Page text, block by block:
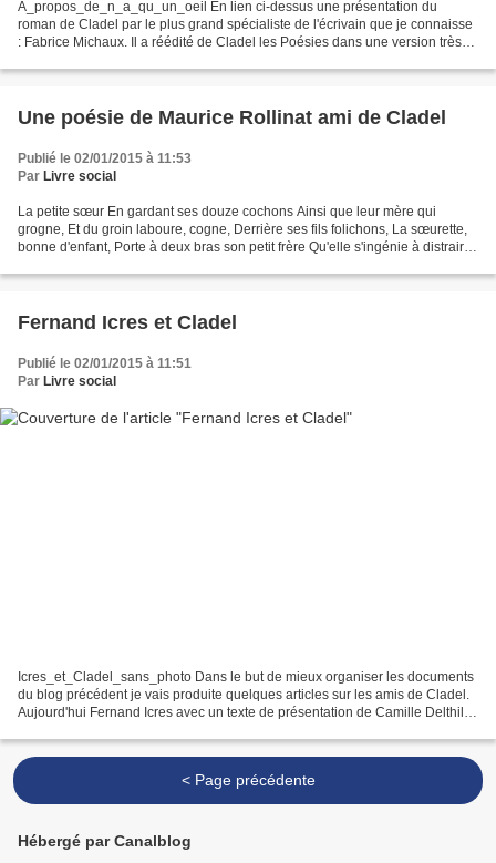
A_propos_de_n_a_qu_un_oeil En lien ci-dessus une présentation du
roman de Cladel par le plus grand spécialiste de l'écrivain que je connaisse
: Fabrice Michaux. Il a réédité de Cladel les Poésies dans une version très
Une poésie de Maurice Rollinat ami de Cladel
Publié le 02/01/2015 à 11:53
Par Livre social
La petite sœur En gardant ses douze cochons Ainsi que leur mère qui
grogne, Et du groin laboure, cogne, Derrière ses fils folichons, La sœurette,
bonne d'enfant, Porte à deux bras son petit frère Qu'elle s'ingénie à distraire,
Fernand Icres et Cladel
Publié le 02/01/2015 à 11:51
Par Livre social
Icres_et_Cladel_sans_photo Dans le but de mieux organiser les documents
du blog précédent je vais produite quelques articles sur les amis de Cladel.
Aujourd'hui Fernand Icres avec un texte de présentation de Camille Delthil et
< Page précédente
Hébergé par Canalblog